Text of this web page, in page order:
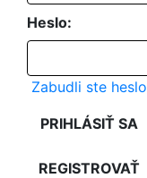
Heslo:
Zabudli ste heslo
PRIHLÁSIŤ SA
REGISTROVAŤ